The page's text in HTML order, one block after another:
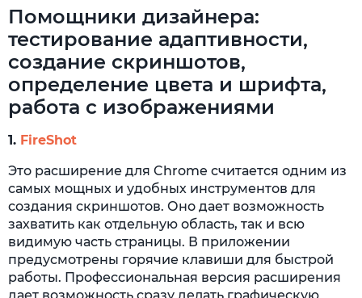
Помощники дизайнера:
тестирование адаптивности,
создание скриншотов,
определение цвета и шрифта,
работа с изображениями
1. FireShot
Это расширение для Chrome считается одним из
самых мощных и удобных инструментов для
создания скриншотов. Оно дает возможность
захватить как отдельную область, так и всю
видимую часть страницы. В приложении
предусмотрены горячие клавиши для быстрой
работы. Профессиональная версия расширения